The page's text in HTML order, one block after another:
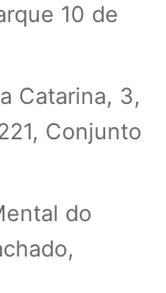
10 de
Catarina, 3,
Conjunto
do